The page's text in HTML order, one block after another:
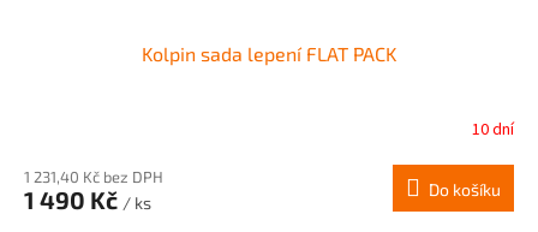
Kolpin sada lepení FLAT PACK
10 dní
1 231,40 Kč bez DPH
1 490 Kč / ks
Do košíku